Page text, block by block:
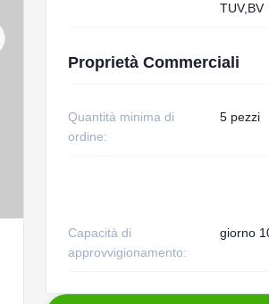
TUV,BV
Proprietà Commerciali
Quantità minima di
ordine:
5 pezzi
Capacità di
approvvigionamento:
giorno